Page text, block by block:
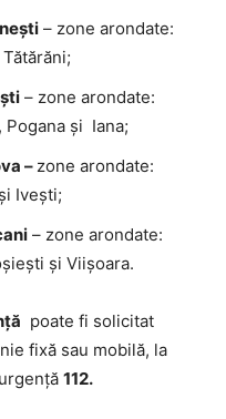
– zone arondate:
– zone arondate:
și Iana;
– zone arondate:
Iveşti;
– zone arondate:
și Viișoara.
poate fi solicitat
fixă sau mobilă, la
112.